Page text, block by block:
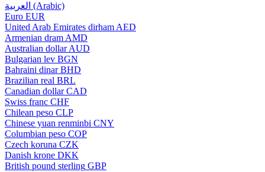
العربية (Arabic)
Euro EUR
United Arab Emirates dirham AED
Armenian dram AMD
Australian dollar AUD
Bulgarian lev BGN
Bahraini dinar BHD
Brazilian real BRL
Canadian dollar CAD
Swiss franc CHF
Chilean peso CLP
Chinese yuan renminbi CNY
Columbian peso COP
Czech koruna CZK
Danish krone DKK
British pound sterling GBP